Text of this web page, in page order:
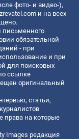
фото- и видео-),
и на всех
письменного
обязательной
- при
и при
для поисковых
ссылке
оригинальный
статьи,
на которые
Images редакция